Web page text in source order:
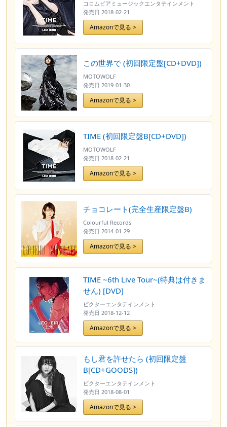
コロムビアミュージックエンタテインメント
発売日 2018-02-21
Amazonで見る >
この世界で (初回限定盤[CD+DVD])
MOTOWOLF
発売日 2019-01-30
Amazonで見る >
TIME (初回限定盤B[CD+DVD])
MOTOWOLF
発売日 2018-02-21
Amazonで見る >
チョコレート(完全生産限定盤B)
Colourful Records
発売日 2014-01-29
Amazonで見る >
TIME ~6th Live Tour~(特典は付きま
せん) [DVD]
ビクターエンタテインメント
発売日 2018-12-12
Amazonで見る >
もし君を許せたら (初回限定盤
B[CD+GOODS])
ビクターエンタテインメント
発売日 2018-08-01
Amazonで見る >